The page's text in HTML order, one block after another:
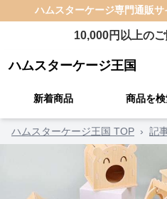
ハムスターケージ専門通販サ
10,000円以上の
ハムスターケージ王国
新着商品 商品を
ハムスターケージ王国 TOP › 記